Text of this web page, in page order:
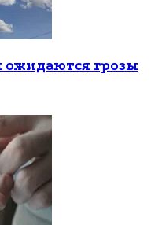
ожидаются грозы